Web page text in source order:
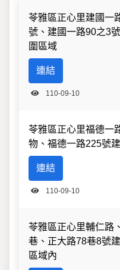
苓雅區正心里建國一
號、建國一路90之3
圍區域
連結
110-09-10
苓雅區正心里福德一
物、福德一路225號
連結
110-09-10
苓雅區正心里輔仁路
巷、正大路78巷8號
區域內